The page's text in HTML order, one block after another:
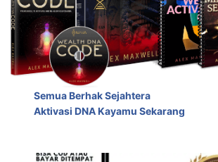
Semua Berhak Sejahtera
Aktivasi DNA Kayamu Sekarang